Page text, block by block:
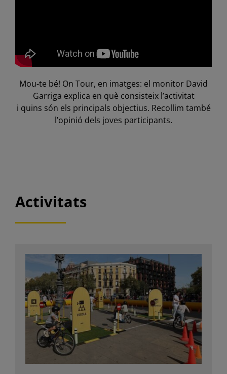
Mou-te bé! On Tour, en imatges: el monitor David
Garriga explica en què consisteix l’activitat
i quins són els principals objectius. Recollim també
l’opinió dels joves participants.
Activitats